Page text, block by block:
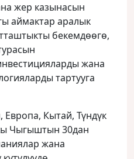
жер казынасын
аймактар ​​аралык
бекемдөөгө,
жана
тартууга
Кытай, Түндүк
Чыгыштын 30дан
жана